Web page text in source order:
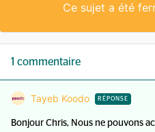
Ce sujet a été
1 commentaire
Tayeb Koodo RÉPONSE
Bonjour Chris, Nous ne pouvons